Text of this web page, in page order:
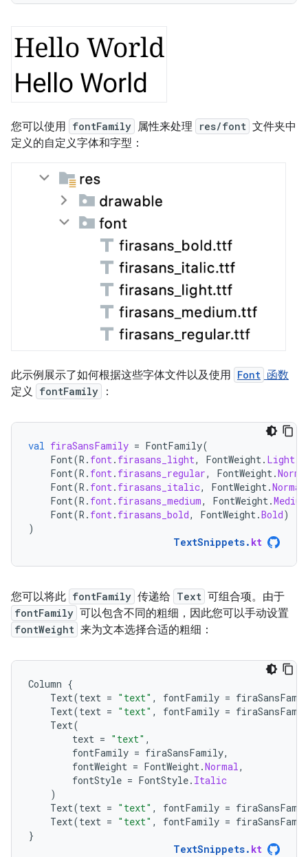
您可以使用 fontFamily 属性来处理 res/font 文件夹中
定义的自定义字体和字型：
此示例展示了如何根据这些字体文件以及使用 Font 函数
定义 fontFamily ：
val firaSansFamily = FontFamily(
Font(R . font. firasans_light, FontWeight. Light
Font(R . font. firasans_regular, FontWeight.
Font(R . font. firasans_italic, FontWeight.Normal
Font(R . font. firasans_medium, FontWeight.Medium
Font(R . font. firasans_bold, FontWeight.Bold)
)
TextSnippets. kt
您可以将此 fontFamily 传递给 Text 可组合项。由于
fontFamily 可以包含不同的粗细，因此您可以手动设置
fontWeight 来为文本选择合适的粗细：
Column {
Text(text = "text" , fontFamily =
Text(text = "text" , fontFamily =
Text(
text = "text" ,
fontFamily = firaSansFamily,
fontWeight = FontWeight.Normal,
fontStyle = FontStyle. Italic
)
Text(text = "text" , fontFamily =
Text(text = "text" , fontFamily =
}
TextSnippets. kt